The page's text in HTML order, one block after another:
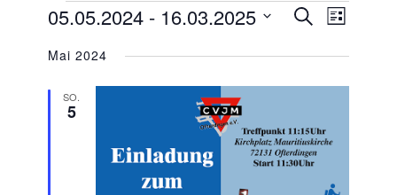
Veranstaltungen
Veranstaltungen
Suche
Navigation
SucheListe
05.05.2024 - 16.03.2025
wählen.
Mai 2024
SO.
5